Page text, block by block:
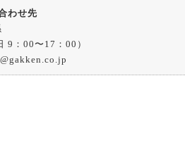
わせ先
9：00〜17：00）